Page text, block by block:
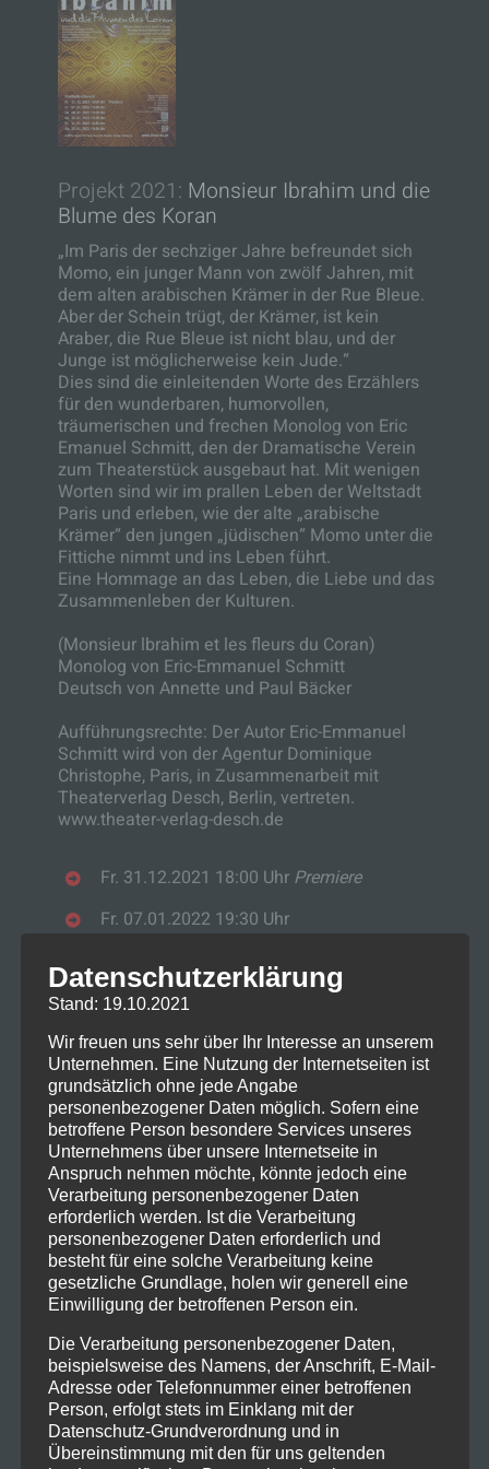
Projekt 2021: Monsieur Ibrahim und die
Blume des Koran
„Im Paris der sechziger Jahre befreundet sich
Momo, ein junger Mann von zwölf Jahren, mit
dem alten arabischen Krämer in der Rue Bleue.
Aber der Schein trügt, der Krämer, ist kein
Araber, die Rue Bleue ist nicht blau, und der
Junge ist möglicherweise kein Jude.“
Dies sind die einleitenden Worte des Erzählers
für den wunderbaren, humorvollen,
träumerischen und frechen Monolog von Eric
Emanuel Schmitt, den der Dramatische Verein
zum Theaterstück ausgebaut hat. Mit wenigen
Worten sind wir im prallen Leben der Weltstadt
Paris und erleben, wie der alte „arabische
Krämer“ den jungen „jüdischen“ Momo unter die
Fittiche nimmt und ins Leben führt.
Eine Hommage an das Leben, die Liebe und das
Zusammenleben der Kulturen.
(Monsieur lbrahim et les fleurs du Coran)
Monolog von Eric-Emmanuel Schmitt
Deutsch von Annette und Paul Bäcker
Aufführungsrechte: Der Autor Eric-Emmanuel
Schmitt wird von der Agentur Dominique
Christophe, Paris, in Zusammenarbeit mit
Theaterverlag Desch, Berlin, vertreten.
www.theater-verlag-desch.de
Fr. 31.12.2021 18:00 Uhr Premiere
Fr. 07.01.2022 19:30 Uhr
Sa. 08.01.2022 19:30 Uhr
Vorverkaufsstart ab 8.11.2021
zum Kartenverkauf
Leider mussten wir 3 Termine der geplanten 6
Vorführungen pandemiebedingt absagen.
Am 15.01.2022, 21.01.2022 und 22.01.2022 (wie
auf Plakaten und Flyern kommuniziert) spielen
wir nicht.
STADTHALLE BIBERACH
Zurück
Datenschutzerklärung
Stand: 19.10.2021
Wir freuen uns sehr über Ihr Interesse an unserem
Unternehmen. Eine Nutzung der Internetseiten ist
grundsätzlich ohne jede Angabe
personenbezogener Daten möglich. Sofern eine
betroffene Person besondere Services unseres
Unternehmens über unsere Internetseite in
Anspruch nehmen möchte, könnte jedoch eine
Verarbeitung personenbezogener Daten
erforderlich werden. Ist die Verarbeitung
personenbezogener Daten erforderlich und
besteht für eine solche Verarbeitung keine
gesetzliche Grundlage, holen wir generell eine
Einwilligung der betroffenen Person ein.
Die Verarbeitung personenbezogener Daten,
beispielsweise des Namens, der Anschrift, E-Mail-
Adresse oder Telefonnummer einer betroffenen
Person, erfolgt stets im Einklang mit der
Datenschutz-Grundverordnung und in
Übereinstimmung mit den für uns geltenden